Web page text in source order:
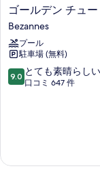
ゴ
ー
ル
デ
ン
チ
ュ
ス
ゴールデン チュ
Bezannes
プール
駐車場 (無料)
10
段
素
9.0 とても素晴らしい
口コミ 647 件